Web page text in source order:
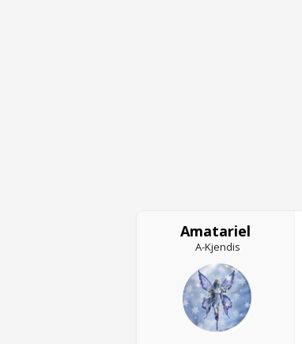
Amatariel
A-Kjendis